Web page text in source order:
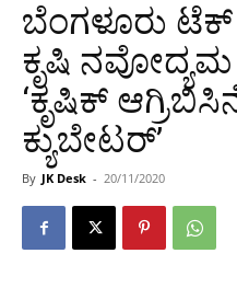
ಬೆಂಗಳೂರು
ಕೃಷಿ
‘ಕೃಷಿಕ್
ಕ್ಯುಬೇಟರ್’
By JK Desk - 20/11/2020